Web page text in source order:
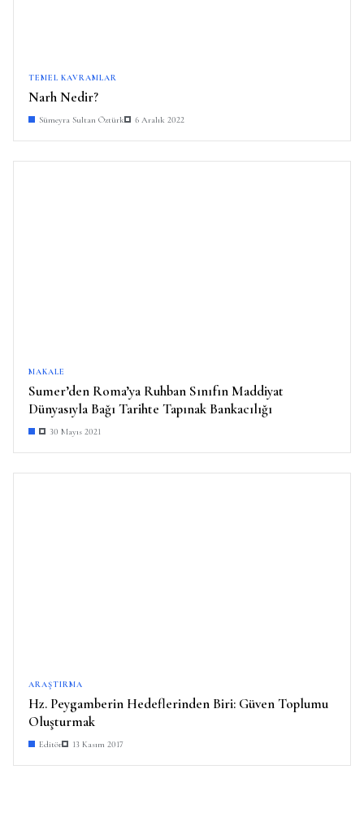
TEMEL KAVRAMLAR
Narh Nedir?
Sümeyra Sultan Öztürk 6 Aralık 2022
MAKALE
Sumer’den Roma’ya Ruhban Sınıfın Maddiyat
Dünyasıyla Bağı Tarihte Tapınak Bankacılığı
30 Mayıs 2021
ARAŞTIRMA
Hz. Peygamberin Hedeflerinden Biri: Güven Toplumu
Oluşturmak
Editör 13 Kasım 2017